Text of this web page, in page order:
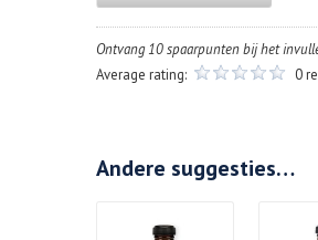
Ontvang 10 spaarpunten bij het
Average rating:
0
Andere suggesties…
Details